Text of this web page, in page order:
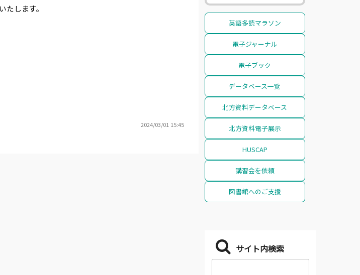
します。
2024/03/01 15:45
英語多読マラソン
電子ジャーナル
電子ブック
データベース一覧
北方資料データベース
北方資料電子展示
HUSCAP
講習会を依頼
図書館へのご支援
サイト内検索